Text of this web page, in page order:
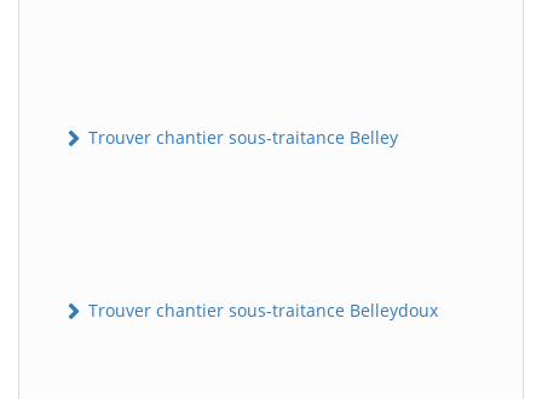
Trouver chantier sous-traitance Belley
Trouver chantier sous-traitance Belleydoux